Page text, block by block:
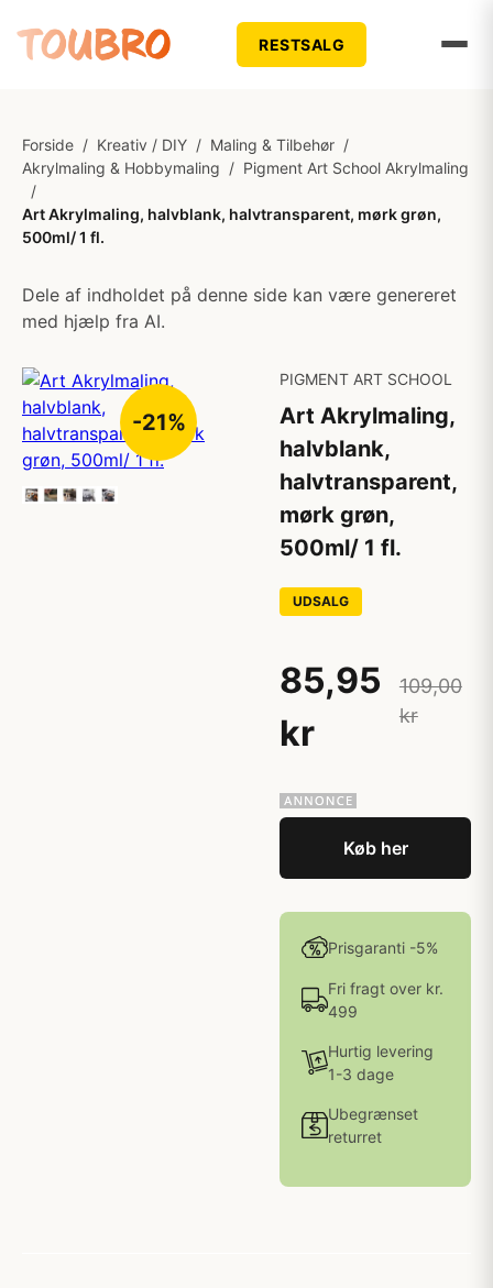
RESTSALG
Forside / Kreativ / DIY / Maling & Tilbehør /
Akrylmaling & Hobbymaling / Pigment Art School Akrylmaling
/
Art Akrylmaling, halvblank, halvtransparent, mørk grøn,
500ml/ 1 fl.
Dele af indholdet på denne side kan være genereret
med hjælp fra AI.
-21%
PIGMENT ART SCHOOL
Art Akrylmaling,
halvblank,
halvtransparent,
mørk grøn,
500ml/ 1 fl.
UDSALG
85,95
kr
109,00
kr
Køb her
Prisgaranti -5%
Fri fragt over kr.
499
Hurtig levering
1-3 dage
Ubegrænset
returret